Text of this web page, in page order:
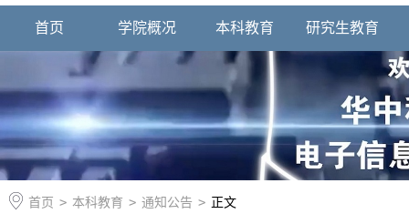
首页 学院概况 本科教育 研究生教育
首页 > 本科教育 > 通知公告 > 正文